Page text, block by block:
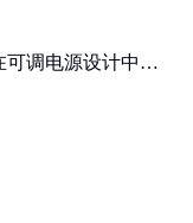
可调电源设计中的